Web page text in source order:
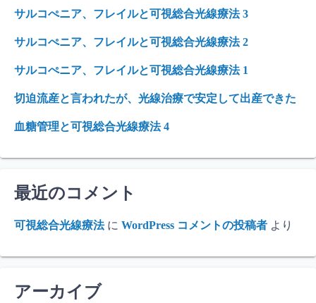
サルコぺニア、フレイルと可視総合光線療法 3
サルコぺニア、フレイルと可視総合光線療法 2
サルコぺニア、フレイルと可視総合光線療法 1
切迫流産と言われたが、光線治療で安定して出産できた
血糖管理と可視総合光線療法 4
最近のコメント
可視総合光線療法に WordPress コメントの投稿者 より
アーカイブ